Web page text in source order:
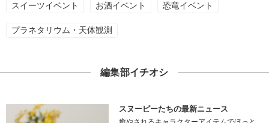
スイーツイベント お酒イベント 恐竜イベント
プラネタリウム・天体観測
編集部イチオシ
スヌーピーたちの最新ニュース